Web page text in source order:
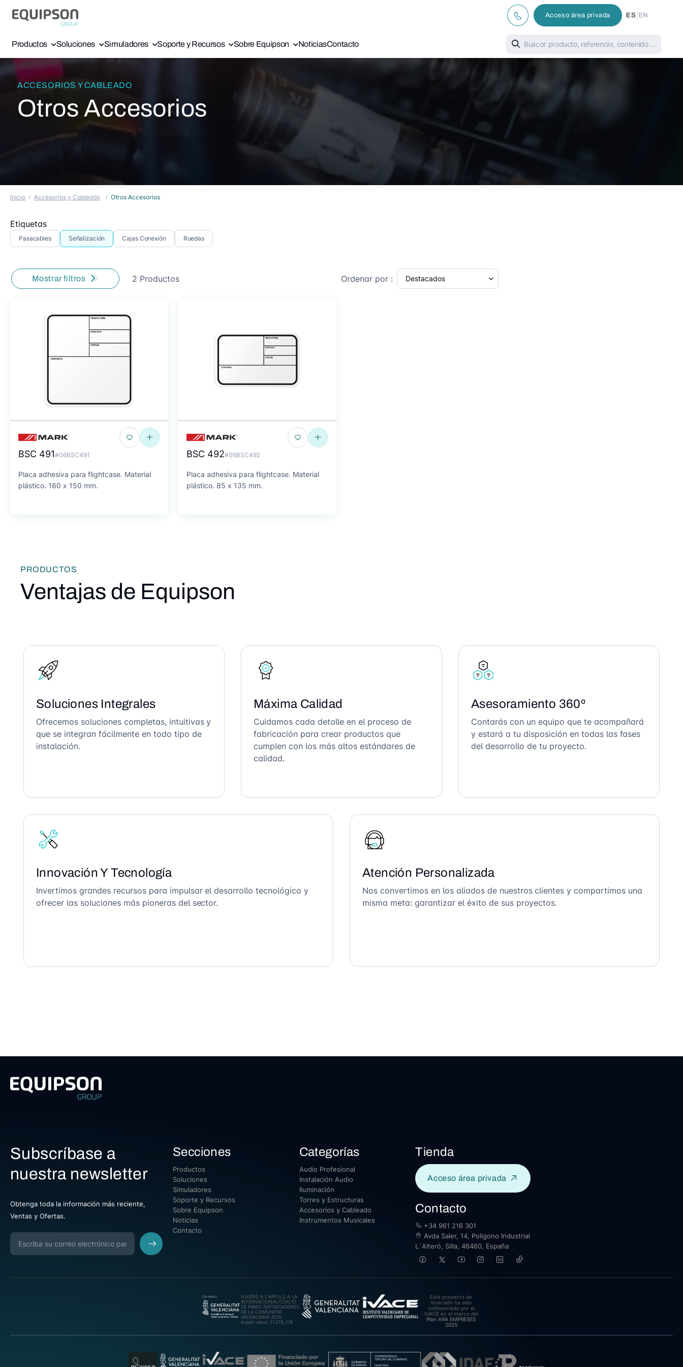
Acceso área privada ES EN
Productos Soluciones Simuladores Soporte y Recursos Sobre Equipson NoticiasContacto
ACCESORIOS Y CABLEADO
Otros Accesorios
Inicio Accesorios y Cableado Otros Accesorios
Etiquetas
Pasacables Señalización Cajas Conexión Ruedas
Mostrar filtros 2 Productos Ordenar por :
BSC 491#06BSC491
Placa adhesiva para flightcase. Material
plástico. 160 x 150 mm.
BSC 492#06BSC492
Placa adhesiva para flightcase. Material
plástico. 85 x 135 mm.
PRODUCTOS
Ventajas de Equipson
Soluciones Integrales
Ofrecemos soluciones completas, intuitivas y
que se integran fácilmente en todo tipo de
instalación.
Máxima Calidad
Cuidamos cada detalle en el proceso de
fabricación para crear productos que
cumplen con los más altos estándares de
calidad.
Asesoramiento 360º
Contarás con un equipo que te acompañará
y estará a tu disposición en todas las fases
del desarrollo de tu proyecto.
Innovación Y Tecnología
Invertimos grandes recursos para impulsar el desarrollo tecnológico y
ofrecer las soluciones más pioneras del sector.
Atención Personalizada
Nos convertimos en los aliados de nuestros clientes y compartimos una
misma meta: garantizar el éxito de sus proyectos.
Subscríbase a
nuestra newsletter
Obtenga toda la información más reciente,
Ventas y Ofertas.
Secciones
Productos
Soluciones
Simuladores
Soporte y Recursos
Sobre Equipson
Noticias
Contacto
Categorías
Audio Profesional
Instalación Audio
Iluminación
Torres y Estructuras
Accesorios y Cableado
Instrumentos Musicales
Tienda
Acceso área privada
Contacto
+34 961 216 301
Avda Saler, 14, Poligono Industrial
L´Alteró, Silla, 46460, España
AJUDES A L’IMPULS A LA
INTERNACIONALITZACIÓ
DE PIMES EXPORTADORES
DE LA COMUNITAT
VALENCIANA 2025.
Import rebut: 31.278,27€
Este proyecto de
inversión ha sido
cofinanciado por el
IVACE en el marco del
Plan ARA EMPRESES
2025